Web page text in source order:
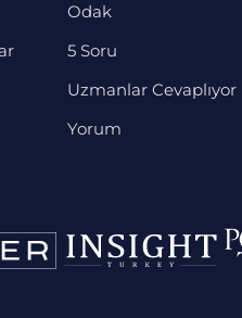
Odak
5 Soru
Uzmanlar Cevaplıyor
Yorum